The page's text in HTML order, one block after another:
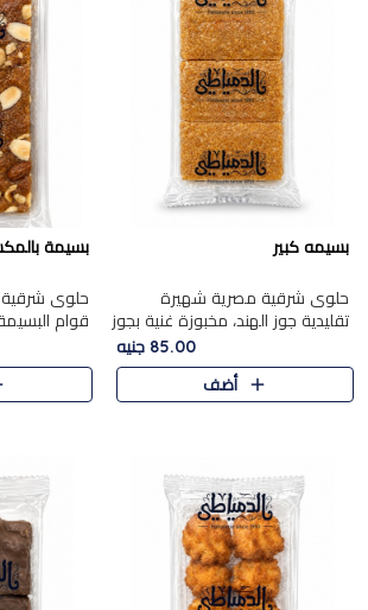
بسيمه كبير
حلوى شرقية مصرية شهيرة
تقليدية جوز الهند، مخبوزة غنية بجوز
الهند، بلمسه ذهبية وتتميز بقوامها
المرمل وطعمها اللذيذ الذي يشبه
البسبوسة. تُخبز..
85.00 جنيه
أضف
بسيمة
حلوى شرقية
قوام
الغنية،
اللوز
مزيج